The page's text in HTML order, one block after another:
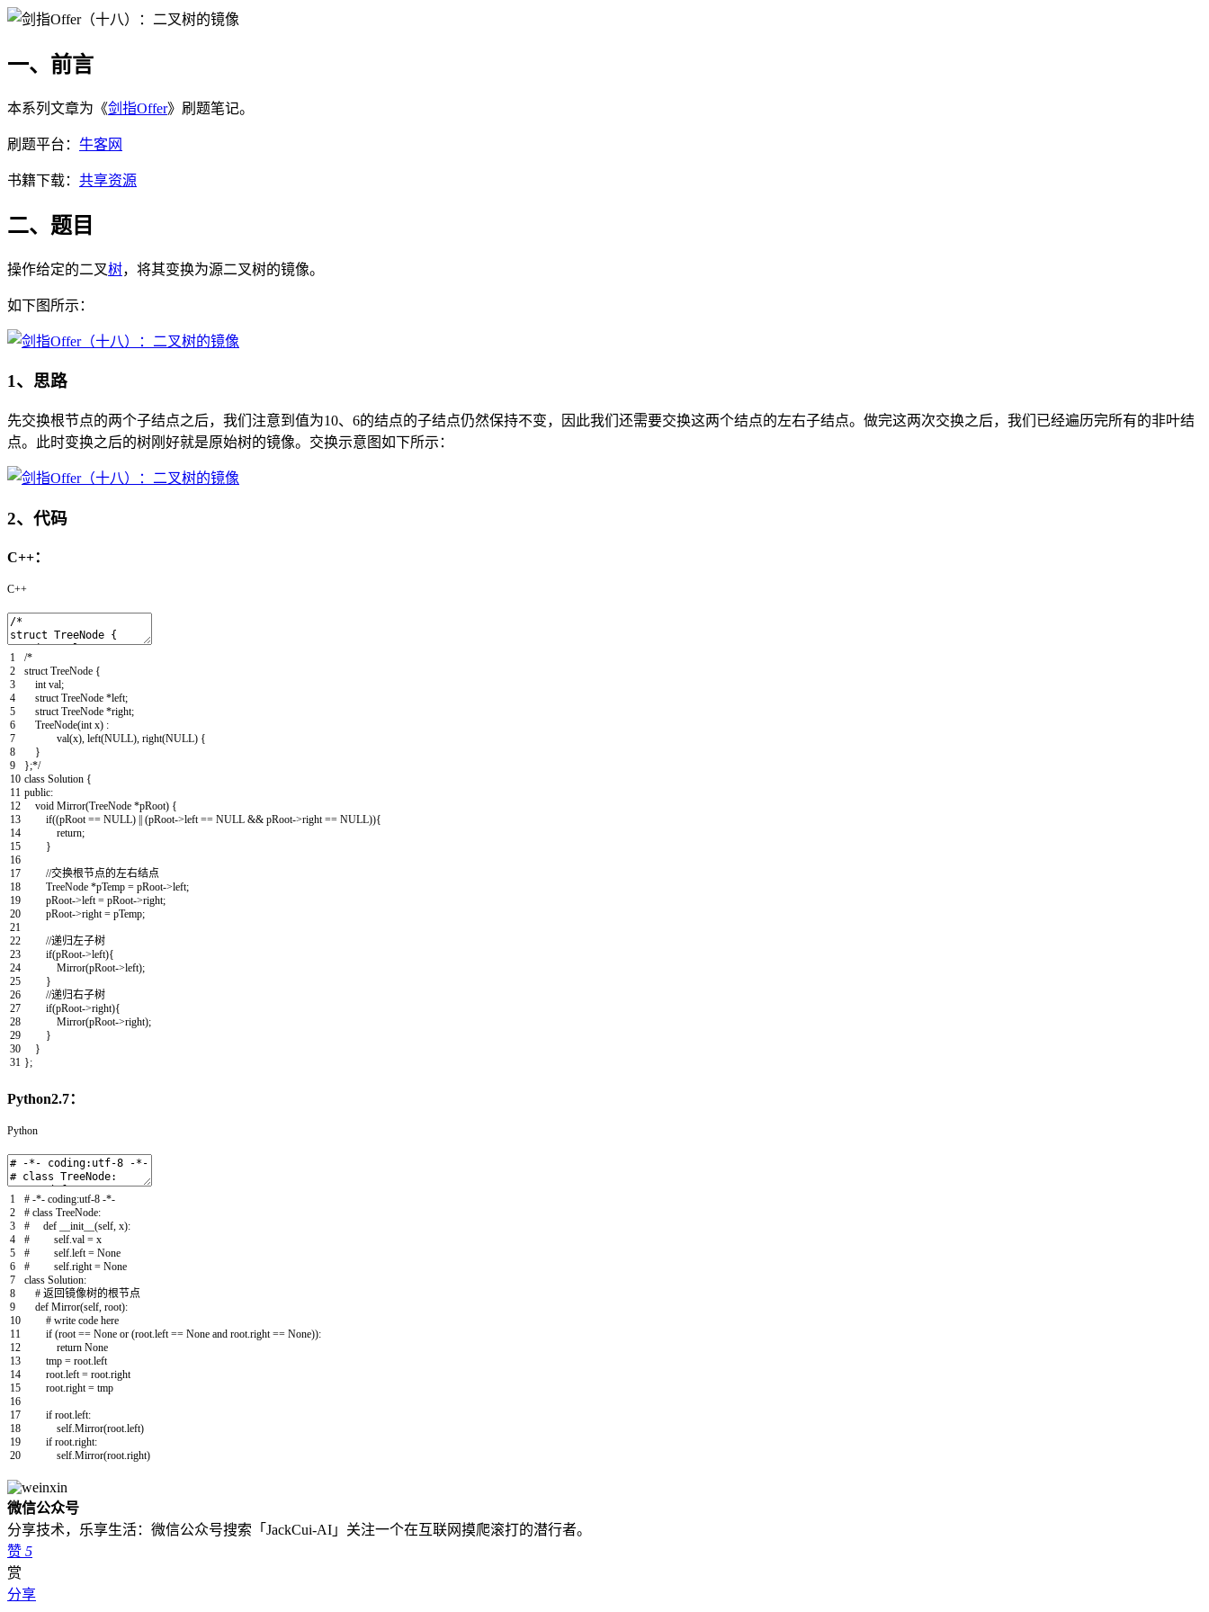
一、前言
本系列文章为《剑指Offer》刷题笔记。
刷题平台： 牛客网
书籍下载： 共享资源
二、题目
操作给定的二叉树，将其变换为源二叉树的镜像。
如下图所示：
1、思路
先交换根节点的两个子结点之后，我们注意到值为10、6的结点的子结点仍然保持不变，因此我们还需要交换这两个结点的左右子结点。做完这两次交换之后，我们已经遍历完所有的非叶结
点。此时变换之后的树刚好就是原始树的镜像。交换示意图如下所示：
2、代码
C++：
C++
1
2
3
4
5
6
7
8
9
10
11
12
13
14
15
16
17
18
19
20
21
22
23
24
25
26
27
28
29
30
31
/*
struct TreeNode {
int val;
struct TreeNode *left;
struct TreeNode *right;
TreeNode(int x) :
val(x), left(NULL), right(NULL) {
}
};*/
class Solution {
public:
void Mirror(TreeNode *pRoot) {
if((pRoot == NULL) (pRoot->left == NULL && pRoot->right == NULL)){
return;
}
//交换根节点的左右结点
TreeNode *pTemp = pRoot->left;
pRoot->left = pRoot->right;
pRoot->right = pTemp;
//递归左子树
if(pRoot->left){
Mirror(pRoot->left);
}
//递归右子树
if(pRoot->right){
Mirror(pRoot->right);
}
}
};
Python2.7：
Python
1
2
3
4
5
6
7
8
9
10
11
12
13
14
15
16
17
18
19
20
# -*- coding:utf-8 -*-
# class TreeNode:
# def __init__(self, x):
# self.val = x
# self.left = None
# self.right = None
class Solution:
# 返回镜像树的根节点
def Mirror(self, root):
# write code here
if (root == None or (root.left == None and root.right == None)):
return None
tmp = root.left
root.left = root.right
root.right = tmp
if root.left:
self.Mirror(root.left)
if root.right:
self.Mirror(root.right)
微信公众号
分享技术，乐享生活：微信公众号搜索「JackCui-AI」关注一个在互联网摸爬滚打的潜行者。
赞 5
赏
分享